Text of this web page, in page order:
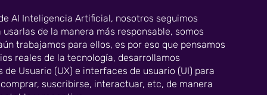
AI Inteligencia Artificial, nosotros seguimos
usarlas de la manera más responsable, somos
trabajamos para ellos, es por eso que pensamos
reales de la tecnología, desarrollamos
de Usuario (UX) e interfaces de usuario (UI) para
suscribirse, interactuar, etc, de manera